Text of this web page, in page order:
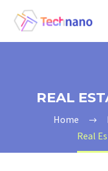
REAL
Home
Real